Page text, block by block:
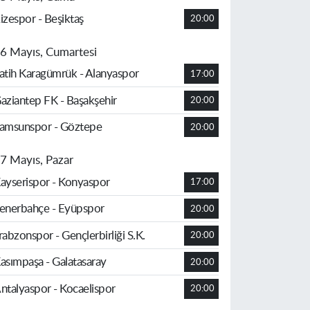
- Beşiktaş
20:00
Mayıs, Cumartesi
Karagümrük - Alanyaspor
17:00
FK - Başakşehir 20:00
- Göztepe 20:00
Mayıs, Pazar
- Konyaspor
17:00
- Eyüpspor 20:00
- Gençlerbirliği S.K. 20:00
- Galatasaray 20:00
- Kocaelispor 20:00